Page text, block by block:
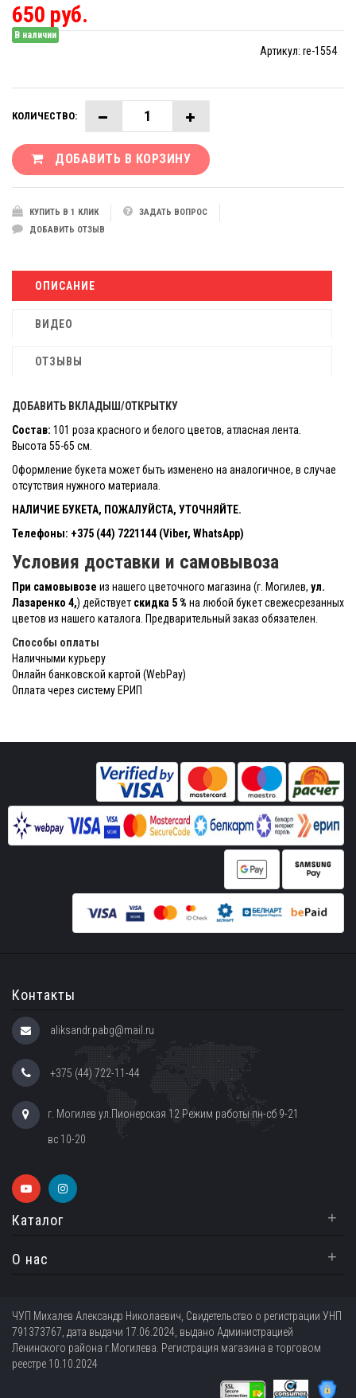
650 руб.
В наличии
Артикул: re-1554
КОЛИЧЕСТВО:
ДОБАВИТЬ В КОРЗИНУ
КУПИТЬ В 1 КЛИК
ЗАДАТЬ ВОПРОС
ДОБАВИТЬ ОТЗЫВ
ОПИСАНИЕ
ВИДЕО
ОТЗЫВЫ
ДОБАВИТЬ ВКЛАДЫШ/ОТКРЫТКУ
Состав: 101 роза красного и белого цветов, атласная лента.
Высота 55-65 см.
Оформление букета может быть изменено на аналогичное, в случае
отсутствия нужного материала.
НАЛИЧИЕ БУКЕТА, ПОЖАЛУЙСТА, УТОЧНЯЙТЕ.
Телефоны: +375 (44) 7221144 (Viber, WhatsApp)
Условия доставки и самовывоза
При самовывозе из нашего цветочного магазина (г. Могилев, ул.
Лазаренко 4,) действует скидка 5 % на любой букет свежесрезанных
цветов из нашего каталога. Предварительный заказ обязателен.
Способы оплаты
Наличными курьеру
Онлайн банковской картой (WebPay)
Оплата через систему ЕРИП
Контакты
aliksandr.pabg@mail.ru
+375 (44) 722-11-44
г. Могилев ул.Пионерская 12 Режим работы пн-сб 9-21
вс 10-20
Каталог +
О нас +
ЧУП Михалев Александр Николаевич, Свидетельство о регистрации УНП
791373767, дата выдачи 17.06.2024, выдано Администрацией
Ленинского района г.Могилева. Регистрация магазина в торговом
реестре 10.10.2024